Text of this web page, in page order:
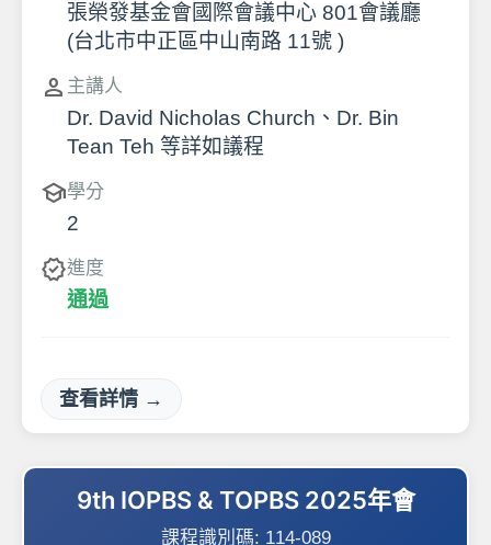
張榮發基金會國際會議中心 801會議廳
(台北市中正區中山南路 11號 )
person 主講人
Dr. David Nicholas Church、Dr. Bin
Tean Teh 等詳如議程
school學分
2
verified進度
通過
查看詳情 →
9th IOPBS & TOPBS 2025年會
課程識別碼: 114-089